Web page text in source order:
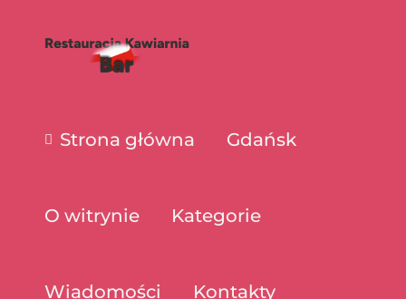
Strona główna Gdańsk
O witrynie Kategorie
Wiadomości Kontakty